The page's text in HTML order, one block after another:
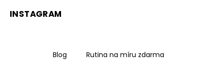
INSTAGRAM
Blog
Rutina na míru zdarma